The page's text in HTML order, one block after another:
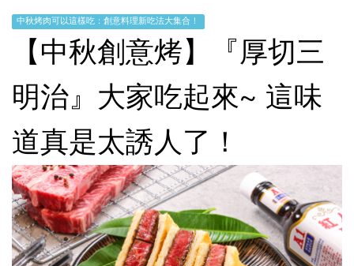
中秋烤肉可以這樣吃：創意料理新吃法大集合！
【中秋創意烤】『厚切三
明治』大家吃起來~ 這味
道真是太誘人了！